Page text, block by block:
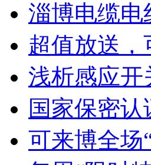
淄博电缆
超值放送
浅析感应
国家保密
可来博全场